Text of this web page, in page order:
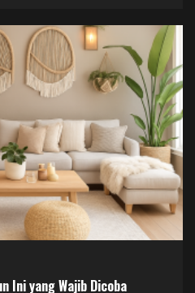
Ini yang Wajib Dicoba